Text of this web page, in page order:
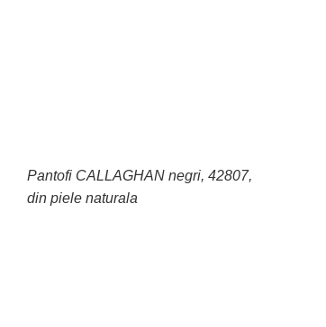
Pantofi CALLAGHAN negri, 42807,
din piele naturala